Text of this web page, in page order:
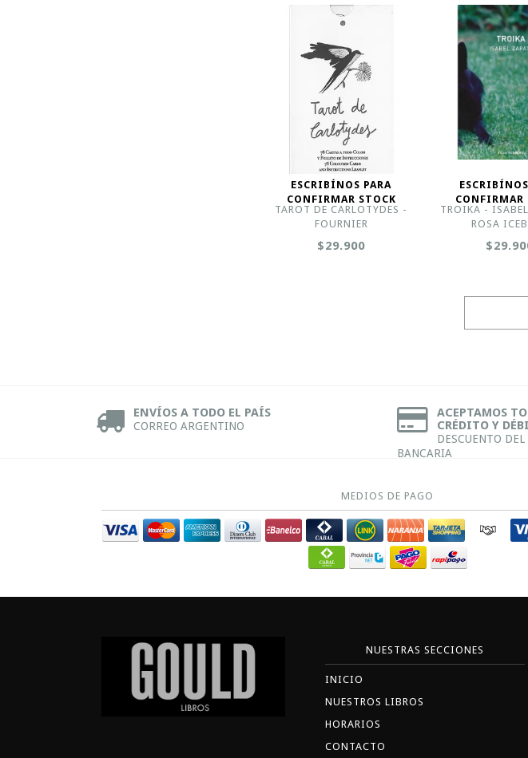
ESCRIBÍNOS PARA
CONFIRMAR STOCK
TAROT DE CARLOTYDES -
FOURNIER
$29.900
CONFIRMAR
TROIKA -
ROSA
ENVÍOS A TODO EL PAÍS
CORREO ARGENTINO
ACEPTAMOS
CRÉDITO Y
DESCUENTO
BANCARIA
MEDIOS DE PAGO
NUESTRAS SECCIONES
INICIO
NUESTROS LIBROS
HORARIOS
CONTACTO